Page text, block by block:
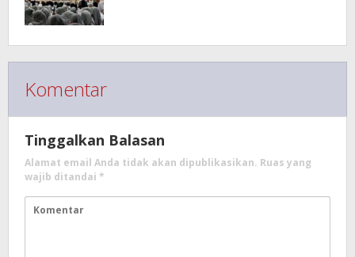
Komentar
Tinggalkan Balasan
Alamat email Anda tidak akan dipublikasikan. Ruas yang
wajib ditandai *